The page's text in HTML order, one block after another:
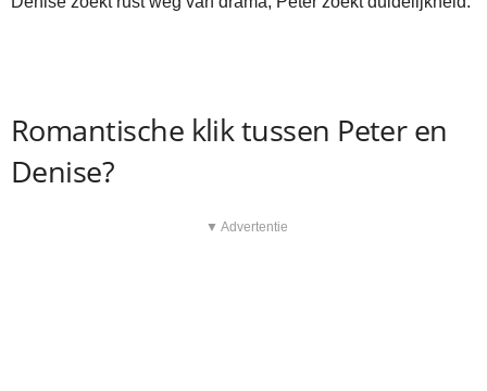
Romantische klik tussen Peter en
Denise?
▼ Advertentie